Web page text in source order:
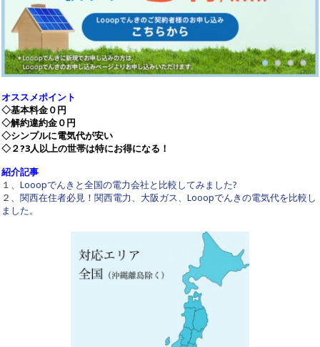
オススメポイント
◇基本料金０円
◇解約違約金０円
◇シンプルに電気代が安い
◇２?3人以上の世帯は特にお得になる！
紹介記事
１、Looopでんきと全国の電力会社と比較してみました?
２、 関西在住者必見！関西電力、大阪ガス、Looopでんきの電気代を比較し
ました。